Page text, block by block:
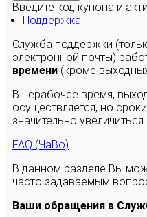
Введите код купона и
Поддержка
Служба поддержки
электронной почты)
времени (кроме
В нерабочее время,
осуществляется, но
значительно увеличиться.
FAQ (ЧаВо)
В данном разделе Вы
часто задаваемым
Ваши обращения в